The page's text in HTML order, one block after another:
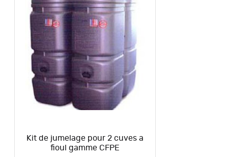
Kit de jumelage pour 2 cuves a
fioul gamme CFPE